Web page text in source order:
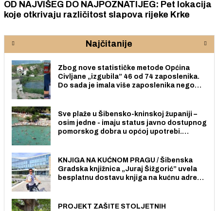
OD NAJVIŠEG DO NAJPOZNATIJEG: Pet lokacija
koje otkrivaju različitost slapova rijeke Krke
Najčitanije
Zbog nove statističke metode Općina
Civljane „izgubila” 46 od 74 zaposlenika.
Do sada je imala više zaposlenika nego
Sve plaže u Šibensko-kninskoj županiji –
osim jedne - imaju status javno dostupnog
pomorskog dobra u općoj upotrebi.
KNJIGA NA KUĆNOM PRAGU / Šibenska
Gradska knjižnica „Juraj Šižgorić” uvela
besplatnu dostavu knjiga na kućnu adresu
PROJEKT ZAŠITE STOLJETNIH